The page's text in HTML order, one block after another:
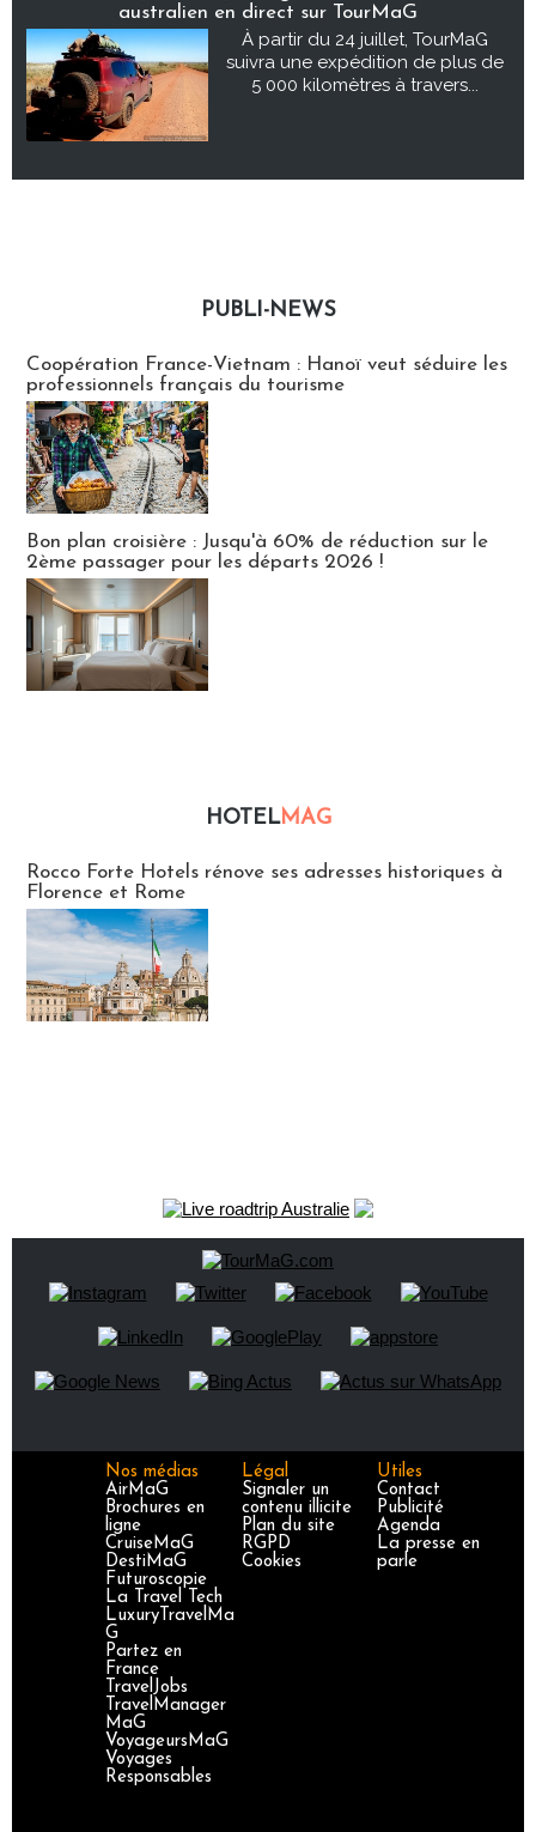
australien en direct sur TourMaG
À partir du 24 juillet, TourMaG
suivra une expédition de plus de
5 000 kilomètres à travers...
PUBLI-NEWS
Coopération France-Vietnam : Hanoï veut séduire les
professionnels français du tourisme
Bon plan croisière : Jusqu'à 60% de réduction sur le
2ème passager pour les départs 2026 !
HOTELMAG
Rocco Forte Hotels rénove ses adresses historiques à
Florence et Rome
Nos médias
AirMaG
Brochures en
ligne
CruiseMaG
DestiMaG
Futuroscopie
La Travel Tech
LuxuryTravelMa
G
Partez en
France
TravelJobs
TravelManager
MaG
VoyageursMaG
Voyages
Responsables
Légal
Signaler un
contenu illicite
Plan du site
RGPD
Cookies
Utiles
Contact
Publicité
Agenda
La presse en
parle